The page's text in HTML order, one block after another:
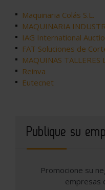
Maquinaria Colás S.L.
MAQUINARIA
IAG International
FAT Soluciones de
MAQUINAS TALLERES
Reinva
Eutecnet
Publique su
Promocione su
empresas